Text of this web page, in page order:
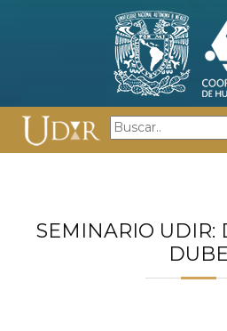
SEMINARIO UDIR:
DUBE